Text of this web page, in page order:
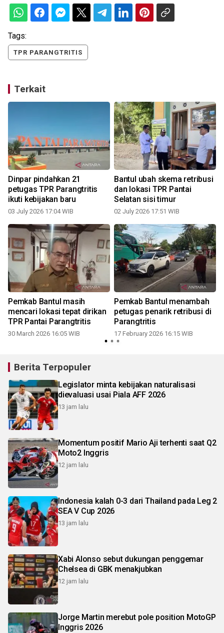
Tags:
TPR PARANGTRITIS
Terkait
Dinpar pindahkan 21
petugas TPR Parangtritis
ikuti kebijakan baru
03 July 2026 17:04 WIB
Bantul ubah skema retribusi
dan lokasi TPR Pantai
Selatan sisi timur
02 July 2026 17:51 WIB
Pemkab Bantul masih
mencari lokasi tepat dirikan
TPR Pantai Parangtritis
30 March 2026 16:05 WIB
Pemkab Bantul menambah
petugas penarik retribusi di
Parangtritis
17 February 2026 16:15 WIB
Berita Terpopuler
Legislator minta kebijakan naturalisasi
dievaluasi usai Piala AFF 2026
13 jam lalu
Momentum positif Mario Aji terhenti saat Q2
Moto2 Inggris
12 jam lalu
Indonesia kalah 0-3 dari Thailand pada Leg 2
SEA V Cup 2026
13 jam lalu
Xabi Alonso sebut dukungan penggemar
Chelsea di GBK menakjubkan
12 jam lalu
Jorge Martin merebut pole position MotoGP
Inggris 2026